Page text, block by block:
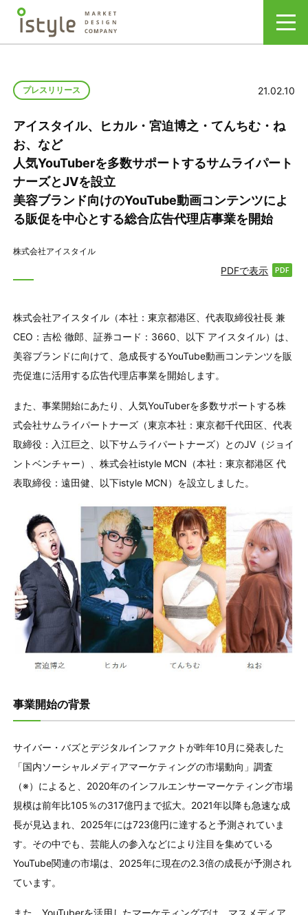
プレスリリース 21.02.10
アイスタイル、ヒカル・宮迫博之・てんちむ・ね
お、など
人気YouTuberを多数サポートするサムライパート
ナーズとJVを設立
美容ブランド向けのYouTube動画コンテンツによ
る販促を中心とする総合広告代理店事業を開始
株式会社アイスタイル
PDFで表示
株式会社アイスタイル（本社：東京都港区、代表取締役社長 兼
CEO：吉松 徹郎、証券コード：3660、以下 アイスタイル）は、
美容ブランドに向けて、急成長するYouTube動画コンテンツを販
売促進に活用する広告代理店事業を開始します。
また、事業開始にあたり、人気YouTuberを多数サポートする株
式会社サムライパートナーズ（東京本社：東京都千代田区、代表
取締役：入江巨之、以下サムライパートナーズ）とのJV（ジョイ
ントベンチャー）、株式会社istyle MCN（本社：東京都港区 代
表取締役：遠田健、以下istyle MCN）を設立しました。
事業開始の背景
サイバー・バズとデジタルインファクトが昨年10月に発表した
「国内ソーシャルメディアマーケティングの市場動向」調査
（※）によると、2020年のインフルエンサーマーケティング市場
規模は前年比105％の317億円まで拡大。2021年以降も急速な成
長が見込まれ、2025年には723億円に達すると予測されていま
す。その中でも、芸能人の参入などにより注目を集めている
YouTube関連の市場は、2025年に現在の2.3倍の成長が予測され
ています。
また、YouTuberを活用したマーケティングでは、マスメディア